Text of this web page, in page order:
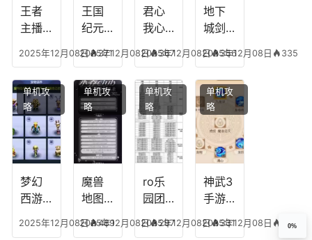
什么
模式
五雷
版哪
个组
合平
王者
主播
搭
配，
王者
最强
的主
播
2025年12月08日 371
王国
纪元
搭
配，
王国
纪元
最强
2025年12月08日 367
君心
我心
宫攻
略，
君心
我心
剧情
文本
2025年12月08日 356
地下
城剑
能加
点
图，
地下
城剑
神用
什么
装备
2025年12月08日 335
梦幻
西游
2025年12月08日 489
单机攻
略
魔兽
地图
任务
2025年12月08日 297
单机攻
略
ro乐
园团
附
2025年12月08日 331
单机攻
略
神武3
手游
辅助
2025年12月08日 337
单机攻
略
0%